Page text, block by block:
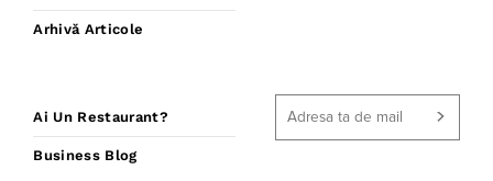
Arhivă Articole
Ai Un Restaurant?
Business Blog